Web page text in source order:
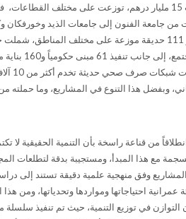
عددها 2853 مشروعاً بقيمة تجاوزت 15 مليار درهم، توزعت على
جامعة الفنون إلى جامعات الذيد وخورفكان
الجانب المجتمعي، تم إنشاء وتطوير 111 حديقة موزعة على
متنوعة،
وبفضل هذا التنوع في المشاريع، وما
من قناعة راسخة بأن التنمية الحقيقية
مع هذا المبدأ، ومستجيبة بدقة لتطلعات
وفق منهجية علمية دقيقة تستند إلى
عمرانية احتياجاتها ومواردها وتحدياتها، ومن
في توزيع التنمية، حيث تم تنفيذ